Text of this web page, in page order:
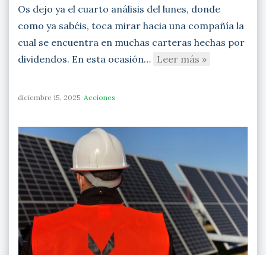
Os dejo ya el cuarto análisis del lunes, donde
como ya sabéis, toca mirar hacia una compañía la
cual se encuentra en muchas carteras hechas por
dividendos. En esta ocasión… Leer más »
diciembre 15, 2025 Acciones